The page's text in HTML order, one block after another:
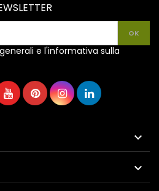
e l'informativa sulla

